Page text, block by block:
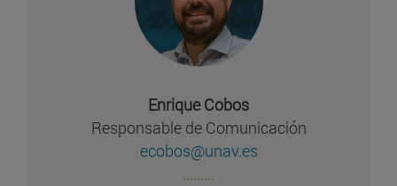
Enrique Cobos
Responsable de Comunicación
ecobos@unav.es
.........